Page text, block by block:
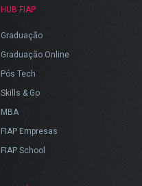
HUB FIAP
Graduação
Graduação Online
Pós Tech
Skills & Go
MBA
FIAP Empresas
FIAP School